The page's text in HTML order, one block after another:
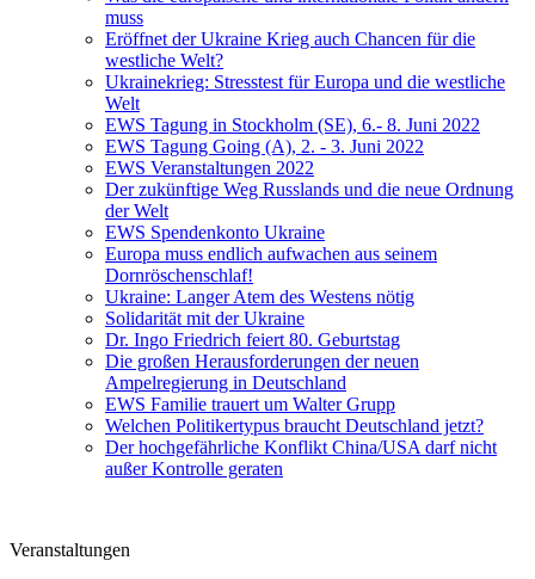
muss
Eröffnet der Ukraine Krieg auch Chancen für die
westliche Welt?
Ukrainekrieg: Stresstest für Europa und die westliche
Welt
EWS Tagung in Stockholm (SE), 6.- 8. Juni 2022
EWS Tagung Going (A), 2. - 3. Juni 2022
EWS Veranstaltungen 2022
Der zukünftige Weg Russlands und die neue Ordnung
der Welt
EWS Spendenkonto Ukraine
Europa muss endlich aufwachen aus seinem
Dornröschenschlaf!
Ukraine: Langer Atem des Westens nötig
Solidarität mit der Ukraine
Dr. Ingo Friedrich feiert 80. Geburtstag
Die großen Herausforderungen der neuen
Ampelregierung in Deutschland
EWS Familie trauert um Walter Grupp
Welchen Politikertypus braucht Deutschland jetzt?
Der hochgefährliche Konflikt China/USA darf nicht
außer Kontrolle geraten
Veranstaltungen